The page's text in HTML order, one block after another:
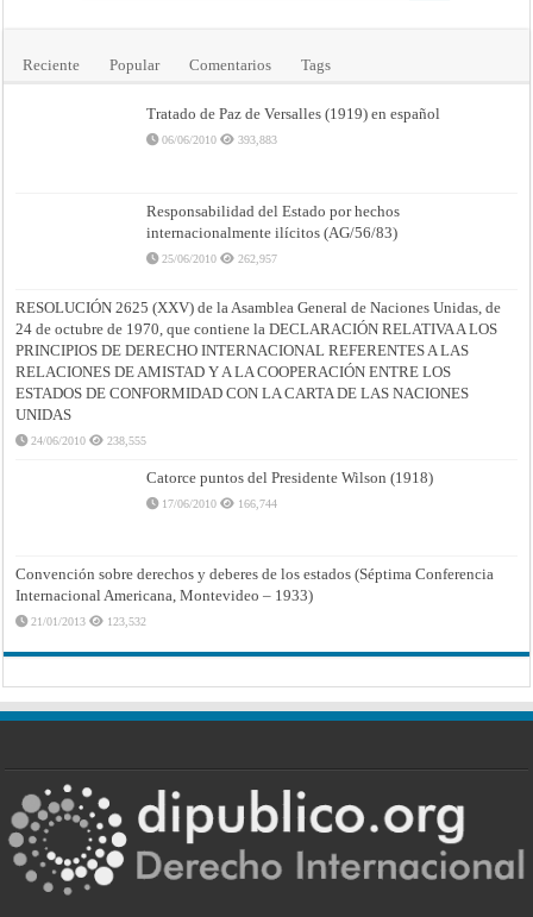
Reciente Popular Comentarios Tags
Tratado de Paz de Versalles (1919) en español
06/06/2010 393,883
Responsabilidad del Estado por hechos
internacionalmente ilícitos (AG/56/83)
25/06/2010 262,957
RESOLUCIÓN 2625 (XXV) de la Asamblea General de Naciones Unidas, de
24 de octubre de 1970, que contiene la DECLARACIÓN RELATIVA A LOS
PRINCIPIOS DE DERECHO INTERNACIONAL REFERENTES A LAS
RELACIONES DE AMISTAD Y A LA COOPERACIÓN ENTRE LOS
ESTADOS DE CONFORMIDAD CON LA CARTA DE LAS NACIONES
UNIDAS
24/06/2010 238,555
Catorce puntos del Presidente Wilson (1918)
17/06/2010 166,744
Convención sobre derechos y deberes de los estados (Séptima Conferencia
Internacional Americana, Montevideo – 1933)
21/01/2013 123,532